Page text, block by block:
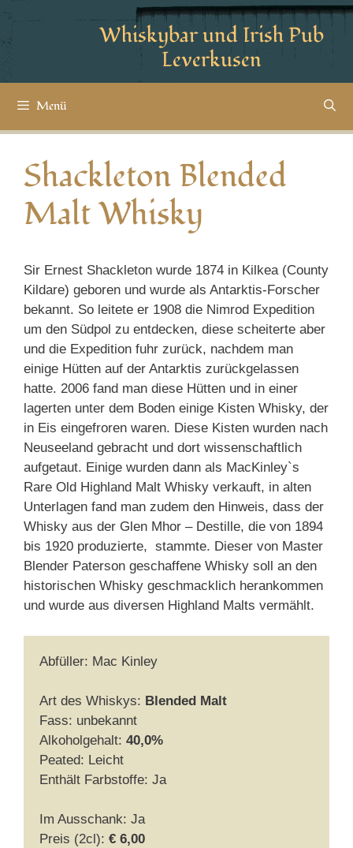
Whiskybar und Irish Pub
Leverkusen
Menü
Shackleton Blended
Malt Whisky
Sir Ernest Shackleton wurde 1874 in Kilkea (County
Kildare) geboren und wurde als Antarktis-Forscher
bekannt. So leitete er 1908 die Nimrod Expedition
um den Südpol zu entdecken, diese scheiterte aber
und die Expedition fuhr zurück, nachdem man
einige Hütten auf der Antarktis zurückgelassen
hatte. 2006 fand man diese Hütten und in einer
lagerten unter dem Boden einige Kisten Whisky, der
in Eis eingefroren waren. Diese Kisten wurden nach
Neuseeland gebracht und dort wissenschaftlich
aufgetaut. Einige wurden dann als MacKinley`s
Rare Old Highland Malt Whisky verkauft, in alten
Unterlagen fand man zudem den Hinweis, dass der
Whisky aus der Glen Mhor – Destille, die von 1894
bis 1920 produzierte, stammte. Dieser von Master
Blender Paterson geschaffene Whisky soll an den
historischen Whisky geschmacklich herankommen
und wurde aus diversen Highland Malts vermählt.
Abfüller: Mac Kinley
Art des Whiskys: Blended Malt
Fass: unbekannt
Alkoholgehalt: 40,0%
Peated: Leicht
Enthält Farbstoffe: Ja
Im Ausschank: Ja
Preis (2cl): € 6,00